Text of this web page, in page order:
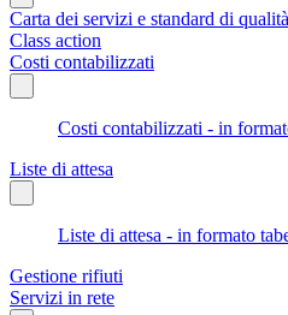
Carta dei servizi e standard di qualità
Class action
Costi contabilizzati
Costi contabilizzati - in
Liste di attesa
Liste di attesa - in formato
Gestione rifiuti
Servizi in rete